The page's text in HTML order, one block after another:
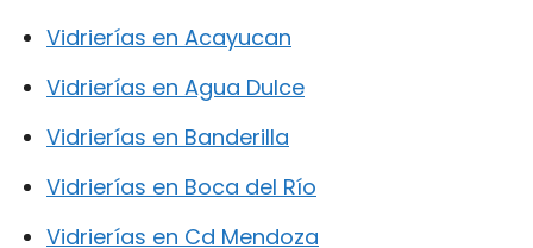
Vidrierías en Acayucan
Vidrierías en Agua Dulce
Vidrierías en Banderilla
Vidrierías en Boca del Río
Vidrierías en Cd Mendoza